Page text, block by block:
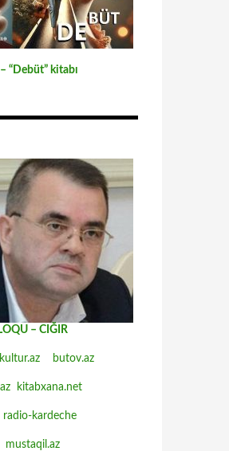
“Debüt” kitabı
– CIĞIR
kultur.az butov.az
kitabxana.net
radio-kardeche
mustaqil.az